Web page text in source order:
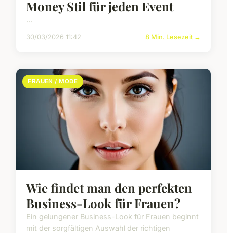
Money Stil für jeden Event
...
30/03/2026 11:42 8 Min. Lesezeit →
FRAUEN / MODE
Wie findet man den perfekten
Business-Look für Frauen?
Ein gelungener Business-Look für Frauen beginnt
mit der sorgfältigen Auswahl der richtigen